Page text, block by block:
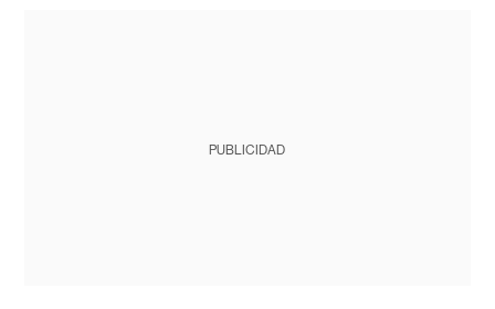
PUBLICIDAD